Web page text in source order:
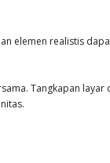
elemen realistis
Tangkapan layar